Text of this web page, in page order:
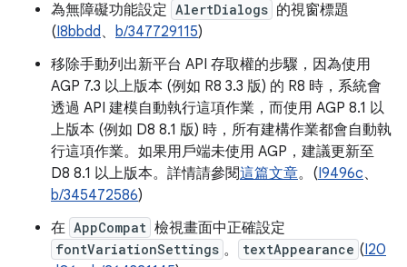
為無障礙功能設定 AlertDialogs 的視窗標題
(I8bbdd、 b/347729115)
移除手動列出新平台 API 存取權的步驟，因為使用
AGP 7.3 以上版本 (例如 R8 3.3 版) 的 R8 時，系統會
透過 API 建模自動執行這項作業，而使用 AGP 8.1 以
上版本 (例如 D8 8.1 版) 時，所有建構作業都會自動執
行這項作業。如果用戶端未使用 AGP，建議更新至
D8 8.1 以上版本。詳情請參閱這篇文章。(I9496c、
b/345472586)
在 AppCompat 檢視畫面中正確設定
fontVariationSettings 。 textAppearance (I20